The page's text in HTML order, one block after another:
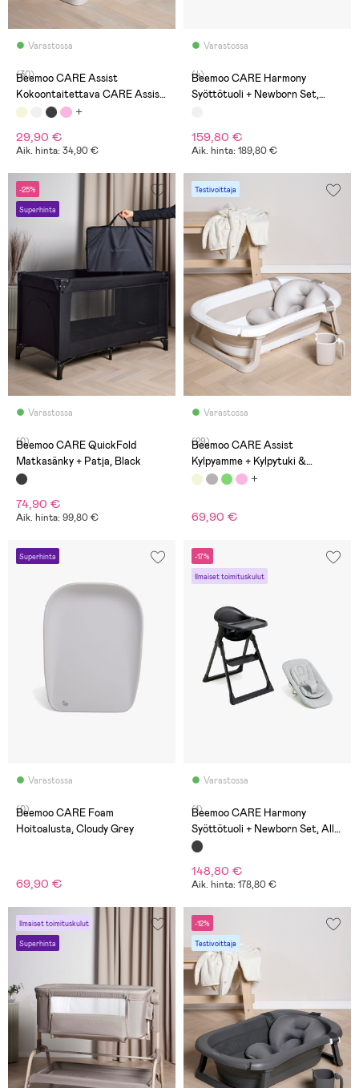
Varastossa
(30)
Beemoo CARE Assist
Kokoontaitettava CARE Assist
Kylpyamme, White/Beige
29,90 €
Aik. hinta: 34,90 €
Varastossa
(4)
Beemoo CARE Harmony
Syöttötuoli + Newborn Set,
159,80 €
Aik. hinta: 189,80 €
-25%
Superhinta
Varastossa
(0)
Beemoo CARE QuickFold
Matkasänky + Patja, Black
74,90 €
Aik. hinta: 99,80 €
Testivoittaja
Varastossa
(29)
Beemoo CARE Assist
Kylpyamme + Kylpytuki &
Huuhtelukannu, Beige
69,90 €
Superhinta
Varastossa
(0)
Beemoo CARE Foam
Hoitoalusta, Cloudy Grey
69,90 €
-17%
Ilmaiset toimituskulut
Varastossa
(1)
Beemoo CARE Harmony
Syöttötuoli + Newborn Set, All
Black
148,80 €
Aik. hinta: 178,80 €
Ilmaiset toimituskulut
Superhinta
-12%
Testivoittaja